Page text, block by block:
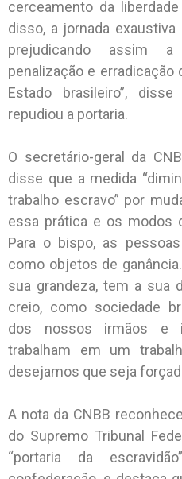
cerceamento da
disso, a jornada
prejudicando assim a
penalização e erradicação
Estado brasileiro”,
repudiou a portaria.
O secretário-geral da
disse que a medida
trabalho escravo” por
essa prática e os modos
Para o bispo, as
como objetos de
sua grandeza, tem a sua
creio, como sociedade
dos nossos irmãos e
trabalham em um
desejamos que seja
A nota da CNBB
do Supremo Tribunal
“portaria da